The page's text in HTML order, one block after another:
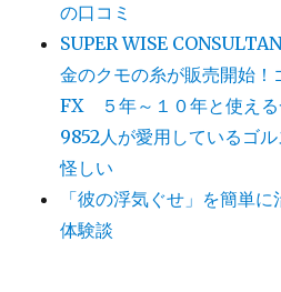
の口コミ
SUPER WISE
金のクモの糸が販売開始！
FX ５年～１０年と使え
9852人が愛用しているゴ
怪しい
「彼の浮気ぐせ」を簡単
体験談